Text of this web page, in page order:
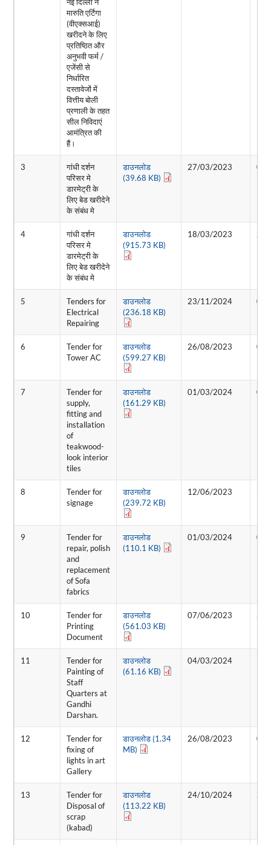
मारुति एर्टिगा
(वीएक्सआई)
खरीदने के लिए
प्रतिष्ठित और
अनुभवी फर्म /
एजेंसी से
निर्धारित
दस्तावेजों में
वित्तीय बोली
प्रणाली के तहत
सील निविदाएं
आमंत्रित की
हैं।
3
गांधी दर्शन
परिसर मे
डारमेट्री के
लिए बेड खरीदेने
के संबंध मे
डाउनलोड
(39.68 KB)
27/03/2023 06/
4
गांधी दर्शन
परिसर मे
डारमेट्री के
लिए बेड खरीदेने
के संबंध मे
डाउनलोड
(915.73 KB)
18/03/2023
5
Tenders for
Electrical
Repairing
डाउनलोड
(236.18 KB)
23/11/2024 07/
6
Tender for
Tower AC
डाउनलोड
(599.27 KB)
26/08/2023 01/
7
Tender for
supply,
fitting and
installation
of
teakwood-
look interior
tiles
डाउनलोड
(161.29 KB)
01/03/2024 05/
8
Tender for
signage
डाउनलोड
(239.72 KB)
12/06/2023 30/
9
Tender for
repair, polish
and
replacement
of Sofa
fabrics
डाउनलोड
(110.1 KB)
01/03/2024 05/
10
Tender for
Printing
Document
डाउनलोड
(561.03 KB)
07/06/2023
11
Tender for
Painting of
Staff
Quarters at
Gandhi
Darshan.
डाउनलोड
(61.16 KB)
04/03/2024
12
Tender for
fixing of
lights in art
Gallery
डाउनलोड (1.34
MB)
26/08/2023 01/
13
Tender for
Disposal of
scrap
(kabad)
डाउनलोड
(113.22 KB)
24/10/2024